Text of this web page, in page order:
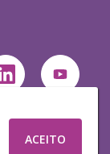
ACEITO